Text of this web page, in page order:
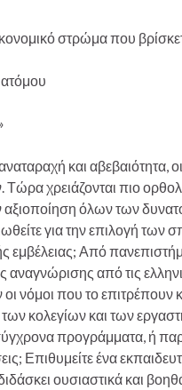
στρώμα που
και αβεβαιότητα,
Τώρα χρειάζονται πιο
αξιοποίηση όλων των
για την επιλογή των
εμβέλειας; Από
από τις
νόμοι που το επιτρέπουν
των κολεγίων και των
προγράμματα, ή
Επιθυμείτε ένα
ουσιαστικά και